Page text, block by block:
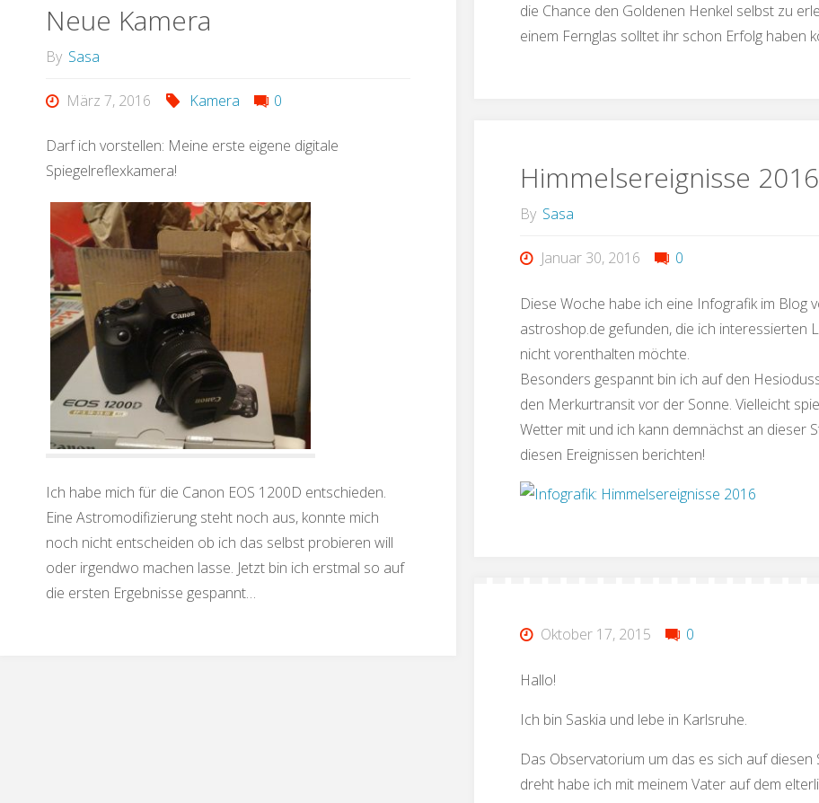
die Chance den Goldenen Henkel selbst zu
einem Fernglas solltet ihr schon Erfolg haben
Neue Kamera
By Sasa
März 7, 2016 Kamera 0
Darf ich vorstellen: Meine erste eigene digitale
Spiegelreflexkamera!
Ich habe mich für die Canon EOS 1200D entschieden.
Eine Astromodifizierung steht noch aus, konnte mich
noch nicht entscheiden ob ich das selbst probieren will
oder irgendwo machen lasse. Jetzt bin ich erstmal so auf
die ersten Ergebnisse gespannt…
Himmelsereignisse 2016
By Sasa
Januar 30, 2016 0
Diese Woche habe ich eine Infografik im Blog
astroshop.de gefunden, die ich interessierten
nicht vorenthalten möchte.
Besonders gespannt bin ich auf den
den Merkurtransit vor der Sonne. Vielleicht
Wetter mit und ich kann demnächst an dieser
diesen Ereignissen berichten!
Oktober 17, 2015 0
Hallo!
Ich bin Saskia und lebe in Karlsruhe.
Das Observatorium um das es sich auf diesen
dreht habe ich mit meinem Vater auf dem